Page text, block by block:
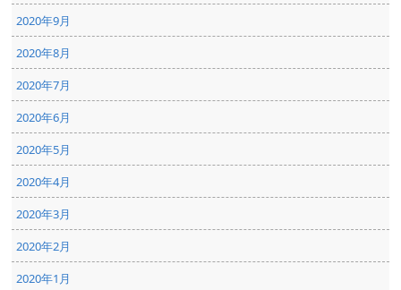
2020年9月
2020年8月
2020年7月
2020年6月
2020年5月
2020年4月
2020年3月
2020年2月
2020年1月